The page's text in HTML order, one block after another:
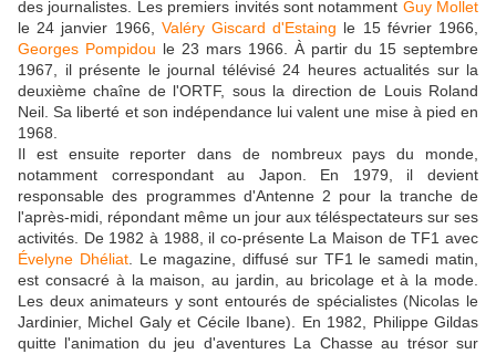
des journalistes. Les premiers invités sont notamment Guy Mollet
le 24 janvier 1966, Valéry Giscard d'Estaing le 15 février 1966,
Georges Pompidou le 23 mars 1966. À partir du 15 septembre
1967, il présente le journal télévisé 24 heures actualités sur la
deuxième chaîne de l'ORTF, sous la direction de Louis Roland
Neil. Sa liberté et son indépendance lui valent une mise à pied en
1968.
Il est ensuite reporter dans de nombreux pays du monde,
notamment correspondant au Japon. En 1979, il devient
responsable des programmes d'Antenne 2 pour la tranche de
l'après-midi, répondant même un jour aux téléspectateurs sur ses
activités. De 1982 à 1988, il co-présente La Maison de TF1 avec
Évelyne Dhéliat. Le magazine, diffusé sur TF1 le samedi matin,
est consacré à la maison, au jardin, au bricolage et à la mode.
Les deux animateurs y sont entourés de spécialistes (Nicolas le
Jardinier, Michel Galy et Cécile Ibane). En 1982, Philippe Gildas
quitte l'animation du jeu d'aventures La Chasse au trésor sur